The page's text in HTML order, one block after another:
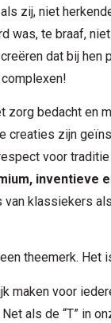
zij, niet
was, te braaf,
dat bij hen
zorg bedacht en
creaties zijn
voor
inventieve
klassiekers
theemerk. Het
maken voor
als de “T” in